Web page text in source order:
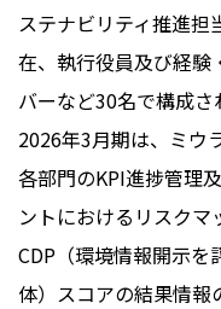
ステナビリティ推進担
在、執行役員及び経験
バーなど30名で構成さ
2026年3月期は、ミウ
各部門のKPI進捗管理
ントにおけるリスクマ
CDP（環境情報開示
体）スコアの結果情